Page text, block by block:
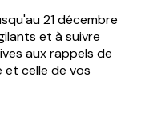
21 décembre
et à suivre
aux rappels de
celle de vos